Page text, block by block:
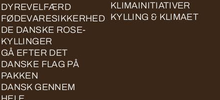
DYREVELFÆRD
FØDEVARESIKKERHED
DE DANSKE ROSE-
KYLLINGER
GÅ EFTER DET
DANSKE FLAG PÅ
PAKKEN
DANSK GENNEM
KLIMAINITIATIVER
KYLLING & KLIMAET